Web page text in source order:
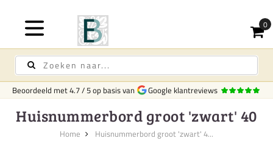
Beoordeeld met4.7/5op basis van Google klantreviews
Huisnummerbord groot 'zwart' 40
Home Huisnummerbord groot 'zwart' 4...